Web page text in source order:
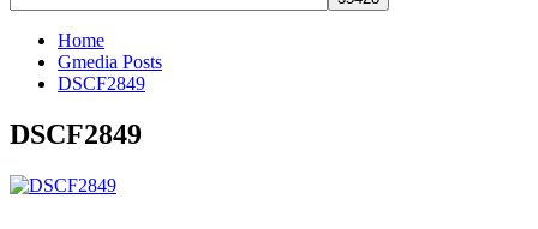
Home
Gmedia Posts
DSCF2849
DSCF2849